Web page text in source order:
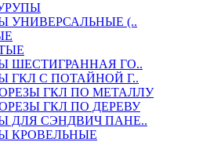
УНИВЕРСАЛЬНЫЕ (..
ШЕСТИГРАННАЯ ГО..
ГКЛ С ПОТАЙНОЙ Г..
ГКЛ ПО МЕТАЛЛУ
ГКЛ ПО ДЕРЕВУ
ДЛЯ СЭНДВИЧ ПАНЕ..
КРОВЕЛЬНЫЕ